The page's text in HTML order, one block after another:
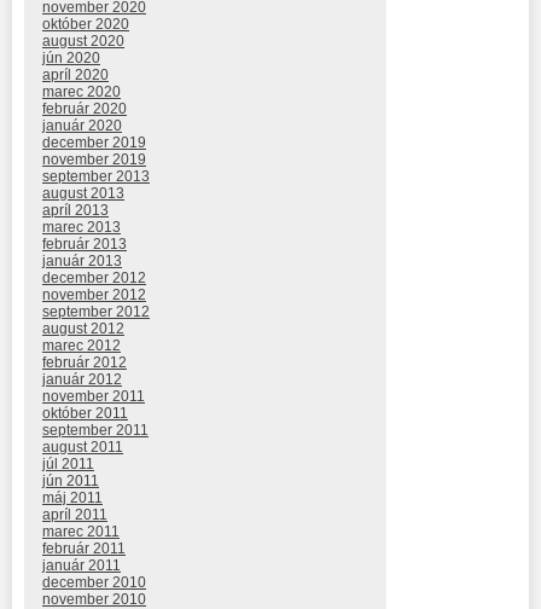
november 2020
október 2020
august 2020
jún 2020
apríl 2020
marec 2020
február 2020
január 2020
december 2019
november 2019
september 2013
august 2013
apríl 2013
marec 2013
február 2013
január 2013
december 2012
november 2012
september 2012
august 2012
marec 2012
február 2012
január 2012
november 2011
október 2011
september 2011
august 2011
júl 2011
jún 2011
máj 2011
apríl 2011
marec 2011
február 2011
január 2011
december 2010
november 2010